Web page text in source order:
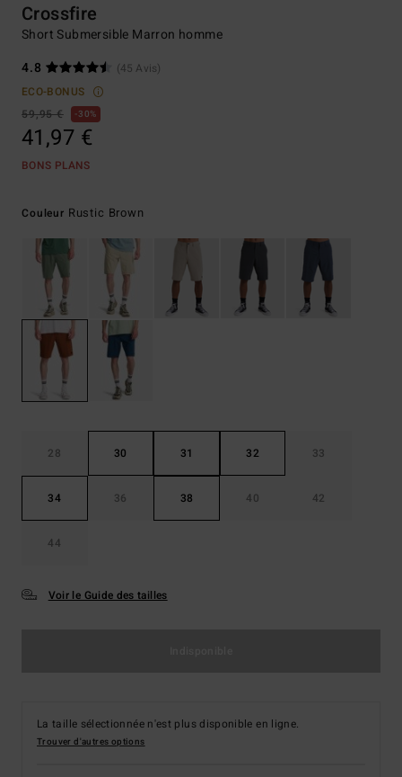
Crossfire
Short Submersible Marron homme
4.8
(45 Avis)
ECO-BONUS
59,95 €
30%
41,97 €
BONS PLANS
Couleur Rustic Brown
28 30 31 32 33
34 36 38 40 42
44
Voir le Guide des tailles
La taille sélectionnée n'est plus disponible en ligne.
Trouver d'autres options